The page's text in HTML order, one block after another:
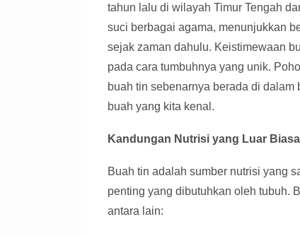
tahun lalu di wilayah Timur Tengah
suci berbagai agama, menunjukkan
sejak zaman dahulu. Keistimewaan
pada cara tumbuhnya yang unik.
buah tin sebenarnya berada di
buah yang kita kenal.
Kandungan Nutrisi yang Luar Biasa
Buah tin adalah sumber nutrisi yang
penting yang dibutuhkan oleh tubuh.
antara lain: